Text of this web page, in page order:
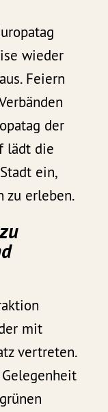
wieder
Feiern
der
lädt die
ein,
zu erleben.
mit
vertreten.